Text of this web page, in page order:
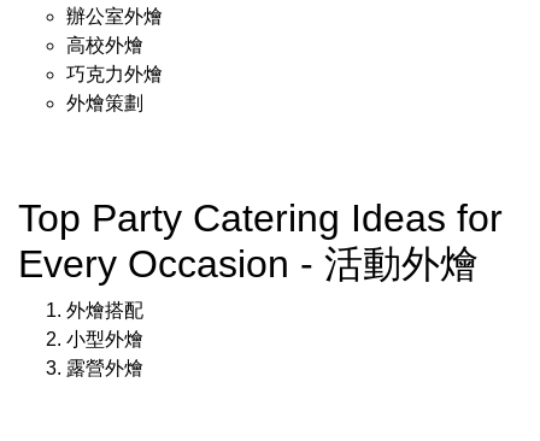
辦公室外燴
高校外燴
巧克力外燴
外燴策劃
Top Party Catering Ideas for
Every Occasion - 活動外燴
外燴搭配
小型外燴
露營外燴